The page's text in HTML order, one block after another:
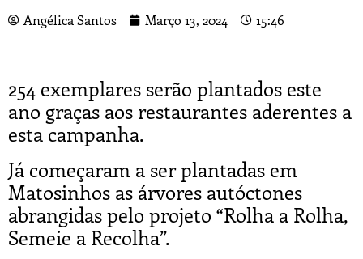
Angélica Santos Março 13, 2024 15:46
254 exemplares serão plantados este
ano graças aos restaurantes aderentes a
esta campanha.
Já começaram a ser plantadas em
Matosinhos as árvores autóctones
abrangidas pelo projeto “Rolha a Rolha,
Semeie a Recolha”.